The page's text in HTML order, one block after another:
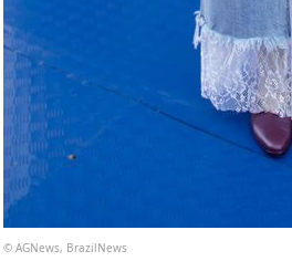
© AGNews, BrazilNews